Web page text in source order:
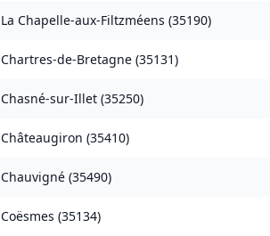
La Chapelle-aux-Filtzméens (35190)
Chartres-de-Bretagne (35131)
Chasné-sur-Illet (35250)
Châteaugiron (35410)
Chauvigné (35490)
Coësmes (35134)